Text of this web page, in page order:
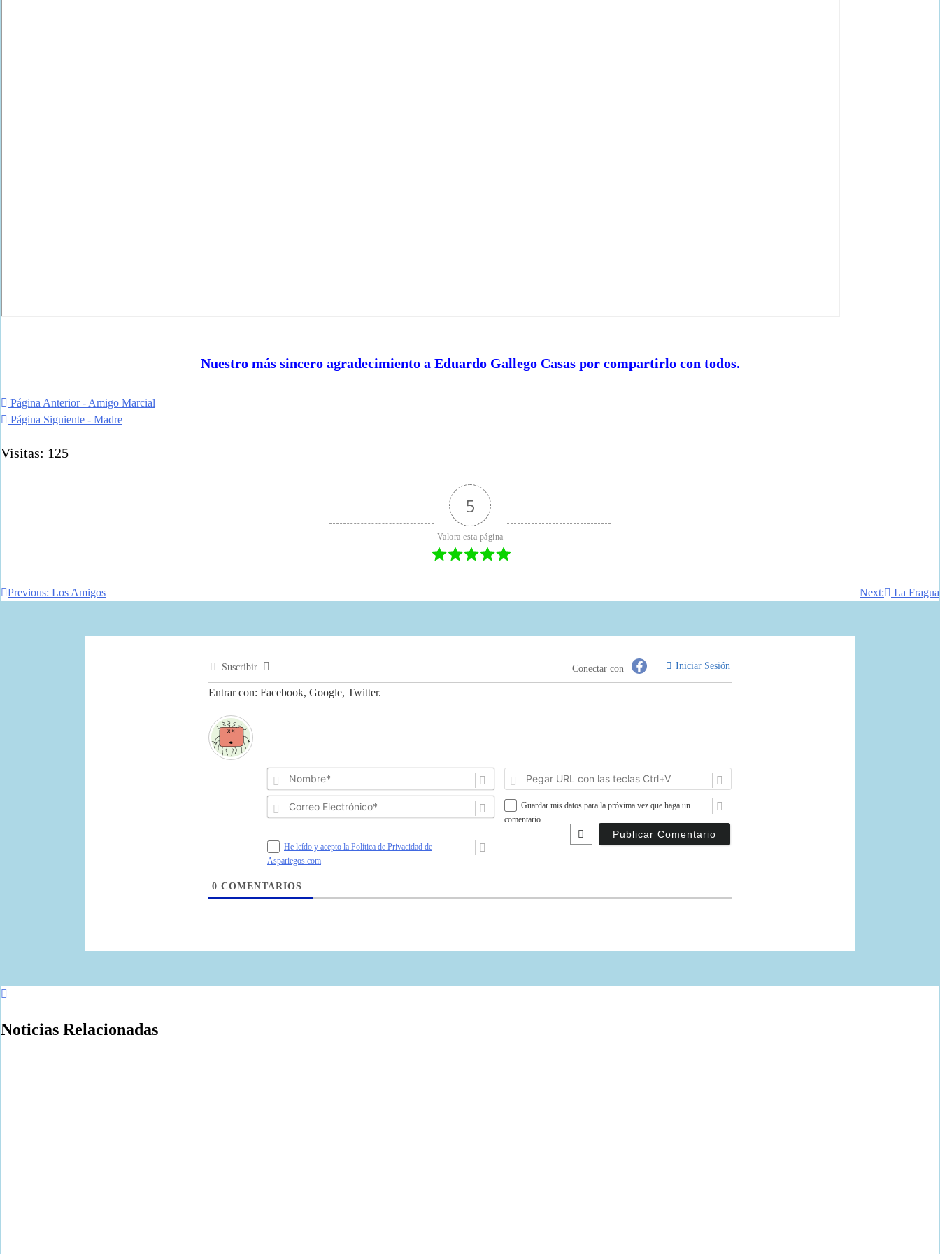
Nuestro más sincero agradecimiento a Eduardo Gallego Casas por compartirlo con todos.
Página Anterior - Amigo Marcial
Página Siguiente - Madre
Visitas: 125
5
Valora esta página
Navegación
Previous: Los Amigos Next: La Fragua
Suscribir Conectar con Iniciar Sesión
Entrar con: Facebook, Google, Twitter.
Nombre*
Correo
Electrónico*
He leído y acepto la Política de Privacidad de
Aspariegos.com
Guardar mis datos para la próxima vez que haga un
comentario
0 COMENTARIOS
Noticias Relacionadas